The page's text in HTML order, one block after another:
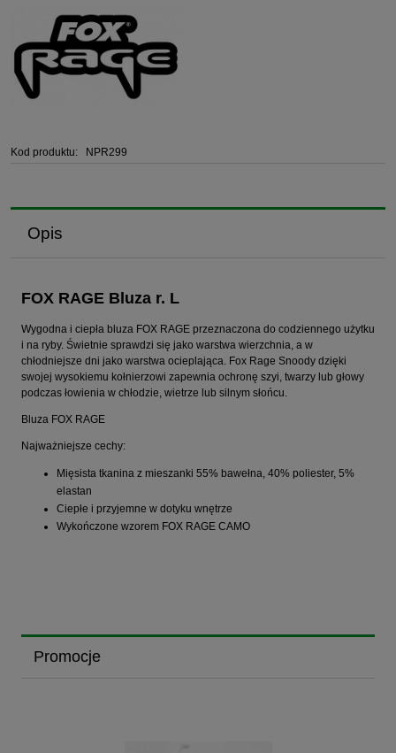
Kod produktu: NPR299
Opis
FOX RAGE Bluza r. L
Wygodna i ciepła bluza FOX RAGE przeznaczona do codziennego użytku
i na ryby. Świetnie sprawdzi się jako warstwa wierzchnia, a w
chłodniejsze dni jako warstwa ocieplająca. Fox Rage Snoody dzięki
swojej wysokiemu kołnierzowi zapewnia ochronę szyi, twarzy lub głowy
podczas łowienia w chłodzie, wietrze lub silnym słońcu.
Bluza FOX RAGE
Najważniejsze cechy:
Mięsista tkanina z mieszanki 55% bawełna, 40% poliester, 5%
elastan
Ciepłe i przyjemne w dotyku wnętrze
Wykończone wzorem FOX RAGE CAMO
Promocje